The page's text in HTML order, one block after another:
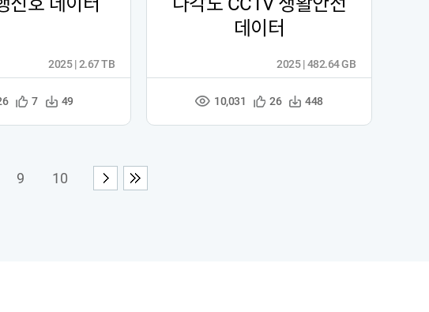
관
등
7
다
수
49
2025 | 2.67 TB
데이터
조
수
10,031
관
등
26
다
수
448
2025 | 482.64 GB
9 10 다음 끝